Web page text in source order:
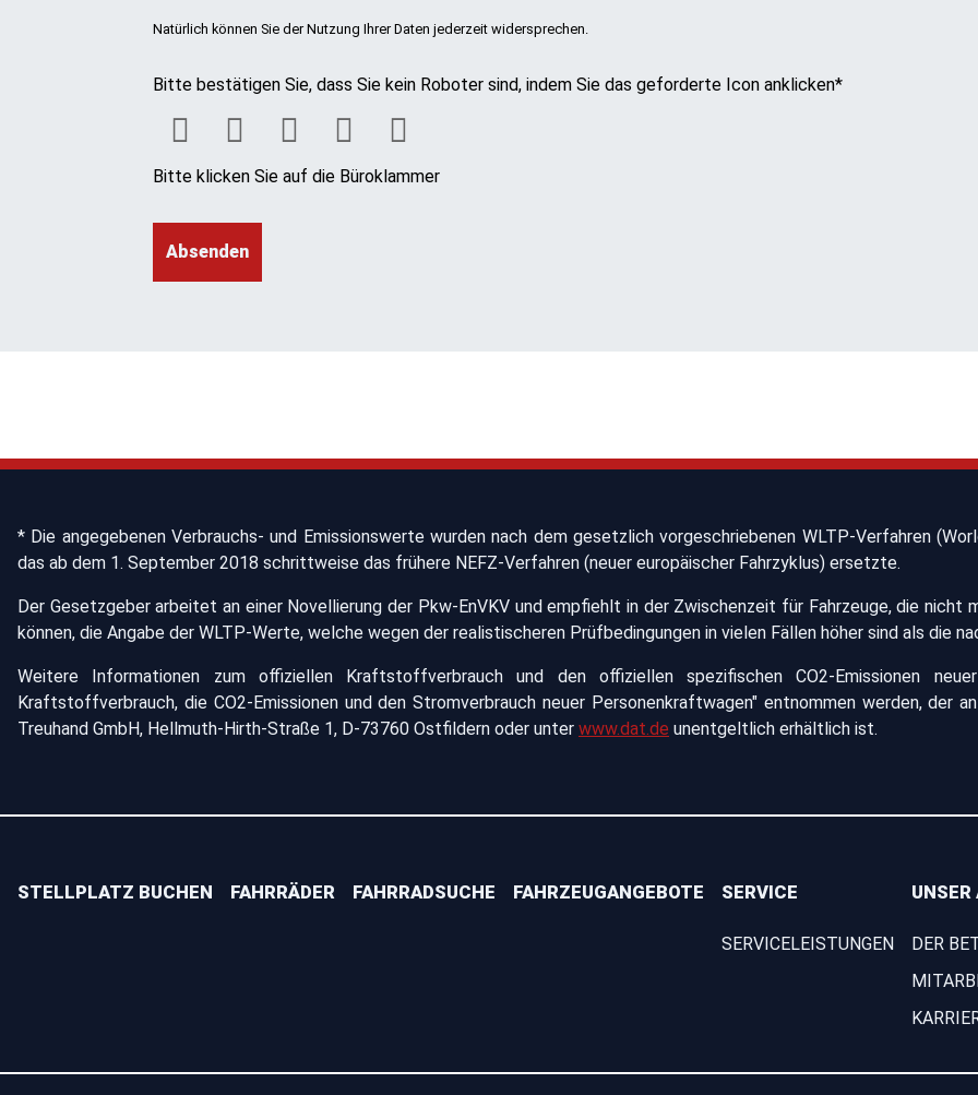
Natürlich können Sie der Nutzung Ihrer Daten jederzeit widersprechen.
Bitte bestätigen Sie, dass Sie kein Roboter sind, indem Sie das geforderte Icon anklicken*
Bitte klicken Sie auf die Büroklammer
* Die angegebenen Verbrauchs- und Emissionswerte wurden nach dem gesetzlich vorgeschriebenen WLTP-Verfahren
das ab dem 1. September 2018 schrittweise das frühere NEFZ-Verfahren (neuer europäischer Fahrzyklus) ersetzte.
Der Gesetzgeber arbeitet an einer Novellierung der Pkw-EnVKV und empfiehlt in der Zwischenzeit für Fahrzeuge, die nicht
können, die Angabe der WLTP-Werte, welche wegen der realistischeren Prüfbedingungen in vielen Fällen höher sind als die
Weitere Informationen zum offiziellen Kraftstoffverbrauch und den offiziellen spezifischen CO2-Emissionen
Kraftstoffverbrauch, die CO2-Emissionen und den Stromverbrauch neuer Personenkraftwagen" entnommen werden, der
Treuhand GmbH, Hellmuth-Hirth-Straße 1, D-73760 Ostfildern oder unter www.dat.de unentgeltlich erhältlich ist.
STELLPLATZ BUCHEN FAHRRÄDER FAHRRADSUCHE FAHRZEUGANGEBOTE SERVICE
SERVICELEISTUNGEN
UNSER
DER